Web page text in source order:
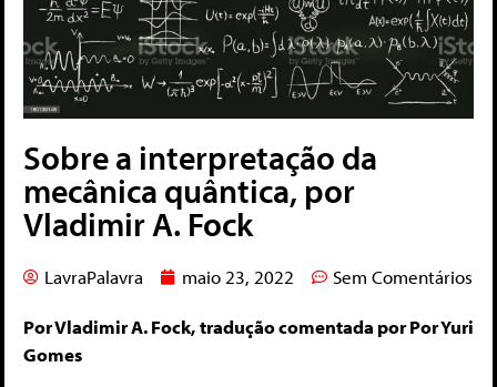
Sobre a interpretação da
mecânica quântica, por
Vladimir A. Fock
LavraPalavra maio 23, 2022 Sem Comentários
Por Vladimir A. Fock, tradução comentada por Por Yuri
Gomes